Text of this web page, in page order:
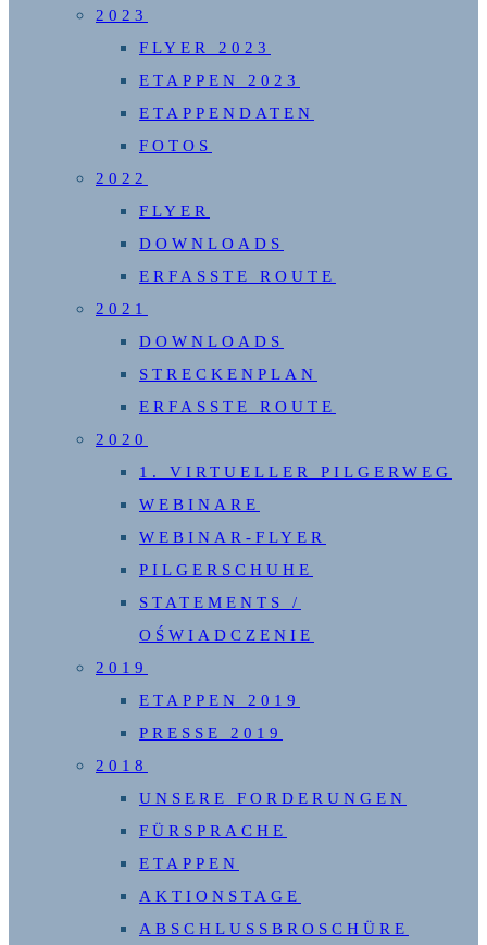
2023
FLYER 2023
ETAPPEN 2023
ETAPPENDATEN
FOTOS
2022
FLYER
DOWNLOADS
ERFASSTE ROUTE
2021
DOWNLOADS
STRECKENPLAN
ERFASSTE ROUTE
2020
1. VIRTUELLER PILGERWEG
WEBINARE
WEBINAR-FLYER
PILGERSCHUHE
STATEMENTS /
OŚWIADCZENIE
2019
ETAPPEN 2019
PRESSE 2019
2018
UNSERE FORDERUNGEN
FÜRSPRACHE
ETAPPEN
AKTIONSTAGE
ABSCHLUSSBROSCHÜRE